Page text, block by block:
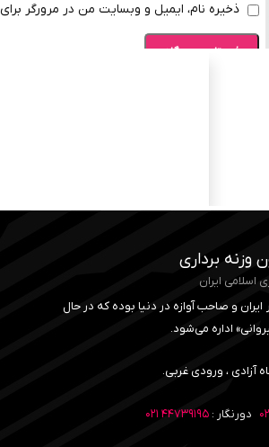
ذخیره نام، ایمیل و وبسایت من در مرورگر
وزنه برداری
اسلامی ایران
ایران و صاحب آوازه در دنیا بوده که در حال
اداره می‌شود.
آزادی ، ورودی غربی.
دورنگار :۴۴۷۳۹۱۹۵ ۰۲۱